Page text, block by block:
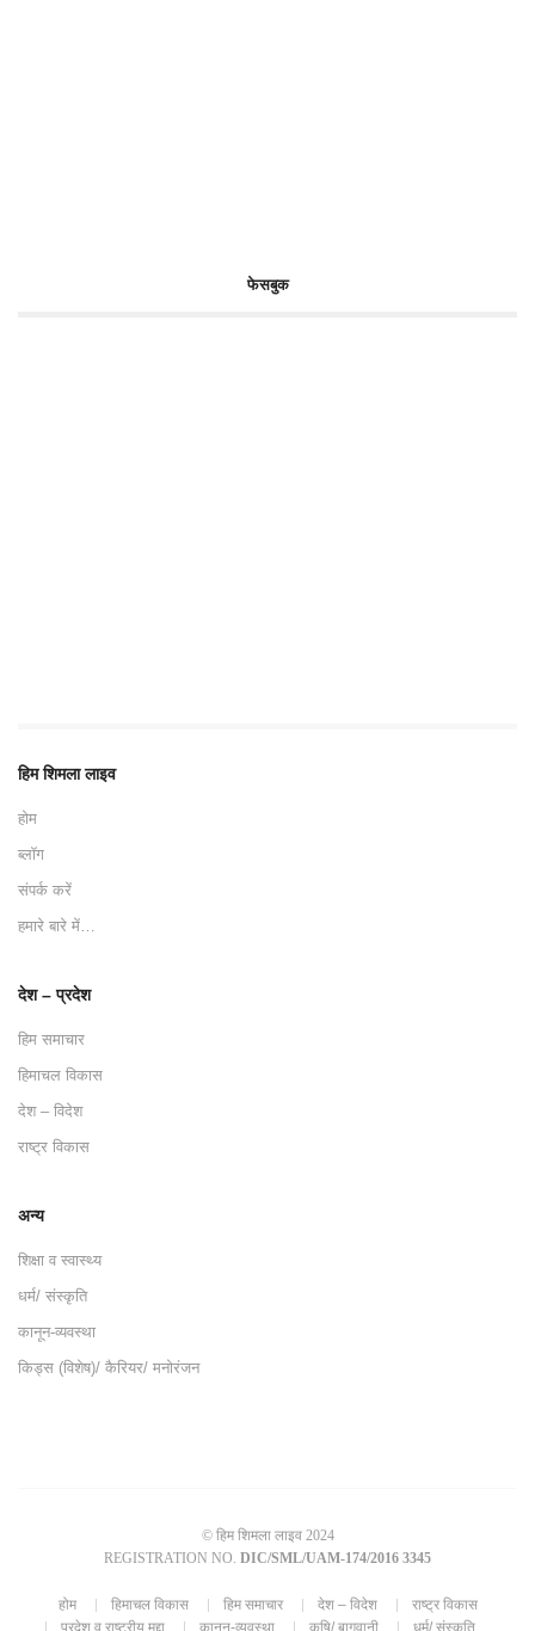
फेसबुक
हिम शिमला लाइव
होम
ब्लॉग
संपर्क करें
हमारे बारे में…
देश – प्रदेश
हिम समाचार
हिमाचल विकास
देश – विदेश
राष्ट्र विकास
अन्य
शिक्षा व स्वास्थ्य
धर्म/ संस्कृति
कानून-व्यवस्था
किड्स (विशेष)/ कैरियर/ मनोरंजन
© हिम शिमला लाइव 2024
REGISTRATION NO. DIC/SML/UAM-174/2016 3345
होम हिमाचल विकास हिम समाचार देश – विदेश
राष्ट्र विकास
प्रदेश व राष्ट्रीय मुद्दा
कानून-व्यवस्था कृषि/ बागवानी धर्म/ संस्कृति